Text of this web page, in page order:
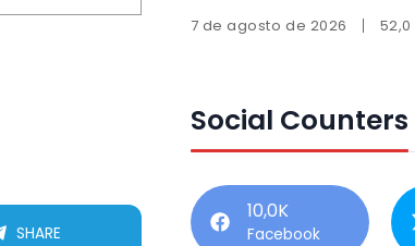
SHARE
7 de agosto de 2026
Social Counters
10,0K
Facebook